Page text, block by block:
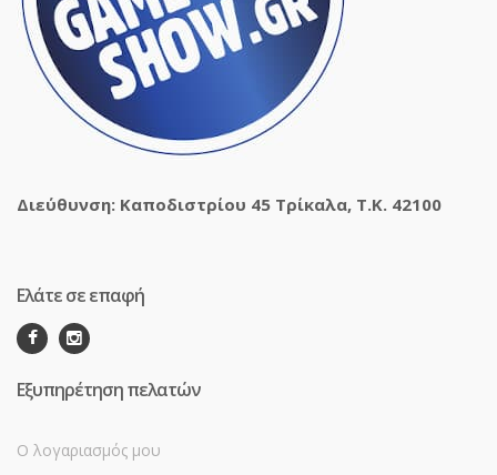
Διεύθυνση: Καποδιστρίου 45 Τρίκαλα, Τ.Κ. 42100
Ελάτε σε επαφή
Εξυπηρέτηση πελατών
Ο λογαριασμός μου